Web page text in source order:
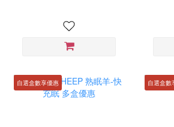
自選盒數享優惠 自選盒數